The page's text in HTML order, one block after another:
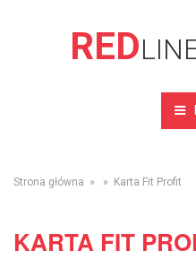
RED
Strona główna » » Karta Fit Profit
KARTA FIT